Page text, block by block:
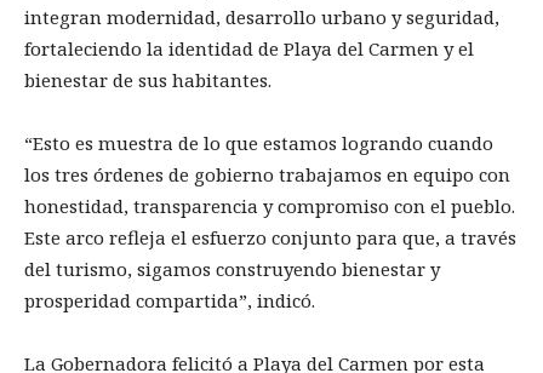
integran modernidad, desarrollo urbano y seguridad,
fortaleciendo la identidad de Playa del Carmen y el
bienestar de sus habitantes.
“Esto es muestra de lo que estamos logrando cuando
los tres órdenes de gobierno trabajamos en equipo con
honestidad, transparencia y compromiso con el pueblo.
Este arco refleja el esfuerzo conjunto para que, a través
del turismo, sigamos construyendo bienestar y
prosperidad compartida”, indicó.
La Gobernadora felicitó a Playa del Carmen por esta